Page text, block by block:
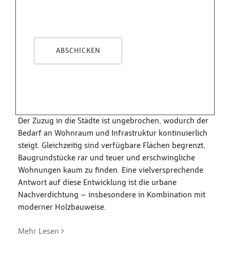
Urbane Nachverdichtung mit
Der Zuzug in die Städte ist ungebrochen, wodurch der
Bedarf an Wohnraum und Infrastruktur kontinuierlich
steigt. Gleichzeitig sind verfügbare Flächen begrenzt,
Baugrundstücke rar und teuer und erschwingliche
Wohnungen kaum zu finden. Eine vielversprechende
Antwort auf diese Entwicklung ist die urbane
Nachverdichtung – insbesondere in Kombination mit
moderner Holzbauweise.
Mehr Lesen